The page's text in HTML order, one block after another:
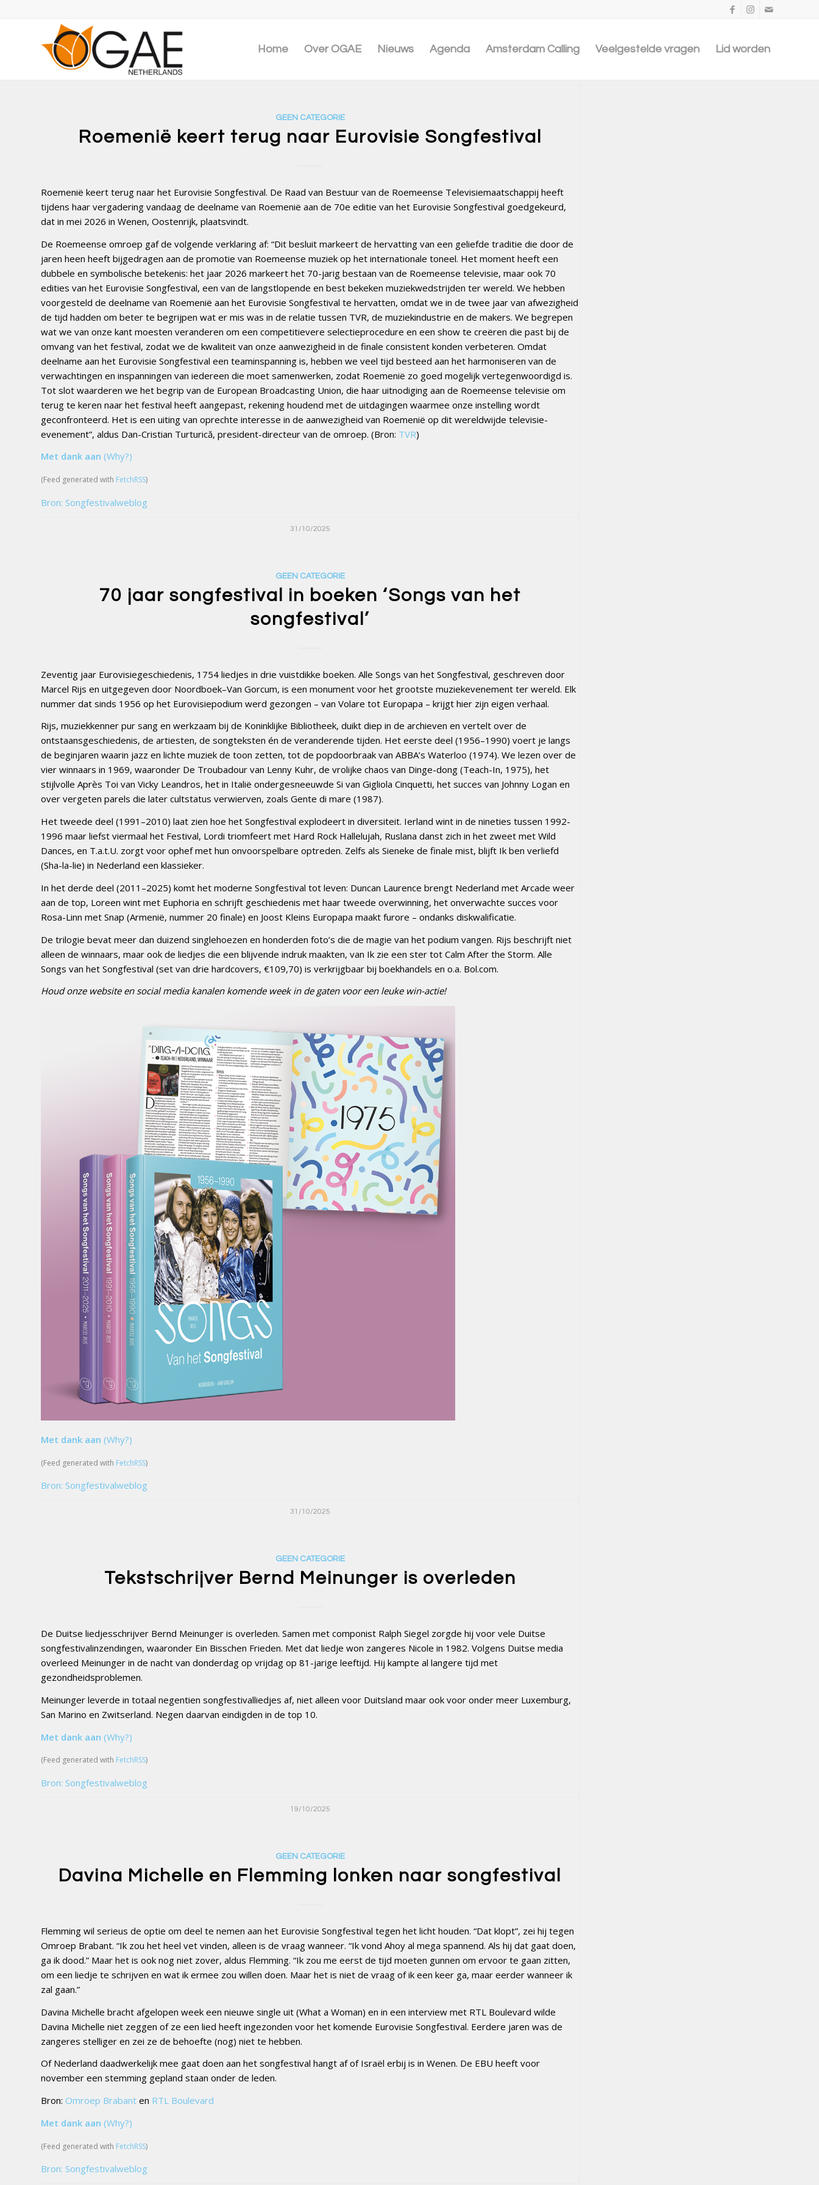
Home Over OGAE Nieuws Agenda Amsterdam Calling Veelgestelde vragen Lid worden
GEEN CATEGORIE
Roemenië keert terug naar Eurovisie Songfestival
Roemenië keert terug naar het Eurovisie Songfestival. De Raad van Bestuur van de Roemeense Televisiemaatschappij heeft
tijdens haar vergadering vandaag de deelname van Roemenië aan de 70e editie van het Eurovisie Songfestival goedgekeurd,
dat in mei 2026 in Wenen, Oostenrijk, plaatsvindt.
De Roemeense omroep gaf de volgende verklaring af: “Dit besluit markeert de hervatting van een geliefde traditie die door de
jaren heen heeft bijgedragen aan de promotie van Roemeense muziek op het internationale toneel. Het moment heeft een
dubbele en symbolische betekenis: het jaar 2026 markeert het 70-jarig bestaan ​​van de Roemeense televisie, maar ook 70
edities van het Eurovisie Songfestival, een van de langstlopende en best bekeken muziekwedstrijden ter wereld. We hebben
voorgesteld de deelname van Roemenië aan het Eurovisie Songfestival te hervatten, omdat we in de twee jaar van afwezigheid
de tijd hadden om beter te begrijpen wat er mis was in de relatie tussen TVR, de muziekindustrie en de makers. We begrepen
wat we van onze kant moesten veranderen om een ​​competitievere selectieprocedure en een show te creëren die past bij de
omvang van het festival, zodat we de kwaliteit van onze aanwezigheid in de finale consistent konden verbeteren. Omdat
deelname aan het Eurovisie Songfestival een teaminspanning is, hebben we veel tijd besteed aan het harmoniseren van de
verwachtingen en inspanningen van iedereen die moet samenwerken, zodat Roemenië zo goed mogelijk vertegenwoordigd is.
Tot slot waarderen we het begrip van de European Broadcasting Union, die haar uitnodiging aan de Roemeense televisie om
terug te keren naar het festival heeft aangepast, rekening houdend met de uitdagingen waarmee onze instelling wordt
geconfronteerd. Het is een uiting van oprechte interesse in de aanwezigheid van Roemenië op dit wereldwijde televisie-
evenement”, aldus Dan-Cristian Turturică, president-directeur van de omroep. (Bron: TVR)
Met dank aan (Why?)
(Feed generated with FetchRSS)
Bron: Songfestivalweblog
31/10/2025
GEEN CATEGORIE
70 jaar songfestival in boeken ‘Songs van het
songfestival’
Zeventig jaar Eurovisiegeschiedenis, 1754 liedjes in drie vuistdikke boeken. Alle Songs van het Songfestival, geschreven door
Marcel Rijs en uitgegeven door Noordboek–Van Gorcum, is een monument voor het grootste muziekevenement ter wereld. Elk
nummer dat sinds 1956 op het Eurovisiepodium werd gezongen – van Volare tot Europapa – krijgt hier zijn eigen verhaal.
Rijs, muziekkenner pur sang en werkzaam bij de Koninklijke Bibliotheek, duikt diep in de archieven en vertelt over de
ontstaansgeschiedenis, de artiesten, de songteksten én de veranderende tijden. Het eerste deel (1956–1990) voert je langs
de beginjaren waarin jazz en lichte muziek de toon zetten, tot de popdoorbraak van ABBA’s Waterloo (1974). We lezen over de
vier winnaars in 1969, waaronder De Troubadour van Lenny Kuhr, de vrolijke chaos van Dinge-dong (Teach-In, 1975), het
stijlvolle Après Toi van Vicky Leandros, het in Italië ondergesneeuwde Si van Gigliola Cinquetti, het succes van Johnny Logan en
over vergeten parels die later cultstatus verwierven, zoals Gente di mare (1987).
Het tweede deel (1991–2010) laat zien hoe het Songfestival explodeert in diversiteit. Ierland wint in de nineties tussen 1992-
1996 maar liefst viermaal het Festival, Lordi triomfeert met Hard Rock Hallelujah, Ruslana danst zich in het zweet met Wild
Dances, en T.a.t.U. zorgt voor ophef met hun onvoorspelbare optreden. Zelfs als Sieneke de finale mist, blijft Ik ben verliefd
(Sha-la-lie) in Nederland een klassieker.
In het derde deel (2011–2025) komt het moderne Songfestival tot leven: Duncan Laurence brengt Nederland met Arcade weer
aan de top, Loreen wint met Euphoria en schrijft geschiedenis met haar tweede overwinning, het onverwachte succes voor
Rosa-Linn met Snap (Armenië, nummer 20 finale) en Joost Kleins Europapa maakt furore – ondanks diskwalificatie.
De trilogie bevat meer dan duizend singlehoezen en honderden foto’s die de magie van het podium vangen. Rijs beschrijft niet
alleen de winnaars, maar ook de liedjes die een blijvende indruk maakten, van Ik zie een ster tot Calm After the Storm. Alle
Songs van het Songfestival (set van drie hardcovers, €109,70) is verkrijgbaar bij boekhandels en o.a. Bol.com.
Houd onze website en social media kanalen komende week in de gaten voor een leuke win-actie!
Met dank aan (Why?)
(Feed generated with FetchRSS)
Bron: Songfestivalweblog
31/10/2025
GEEN CATEGORIE
Tekstschrijver Bernd Meinunger is overleden
De Duitse liedjesschrijver Bernd Meinunger is overleden. Samen met componist Ralph Siegel zorgde hij voor vele Duitse
songfestivalinzendingen, waaronder Ein Bisschen Frieden. Met dat liedje won zangeres Nicole in 1982. Volgens Duitse media
overleed Meinunger in de nacht van donderdag op vrijdag op 81-jarige leeftijd. Hij kampte al langere tijd met
gezondheidsproblemen.
Meinunger leverde in totaal negentien songfestivalliedjes af, niet alleen voor Duitsland maar ook voor onder meer Luxemburg,
San Marino en Zwitserland. Negen daarvan eindigden in de top 10.
Met dank aan (Why?)
(Feed generated with FetchRSS)
Bron: Songfestivalweblog
19/10/2025
GEEN CATEGORIE
Davina Michelle en Flemming lonken naar songfestival
Flemming wil serieus de optie om deel te nemen aan het Eurovisie Songfestival tegen het licht houden. “Dat klopt”, zei hij tegen
Omroep Brabant. “Ik zou het heel vet vinden, alleen is de vraag wanneer. “Ik vond Ahoy al mega spannend. Als hij dat gaat doen,
ga ik dood.” Maar het is ook nog niet zover, aldus Flemming. “Ik zou me eerst de tijd moeten gunnen om ervoor te gaan zitten,
om een liedje te schrijven en wat ik ermee zou willen doen. Maar het is niet de vraag of ik een keer ga, maar eerder wanneer ik
zal gaan.”
Davina Michelle bracht afgelopen week een nieuwe single uit (What a Woman) en in een interview met RTL Boulevard wilde
Davina Michelle niet zeggen of ze een lied heeft ingezonden voor het komende Eurovisie Songfestival. Eerdere jaren was de
zangeres stelliger en zei ze de behoefte (nog) niet te hebben.
Of Nederland daadwerkelijk mee gaat doen aan het songfestival hangt af of Israël erbij is in Wenen. De EBU heeft voor
november een stemming gepland staan onder de leden.
Bron: Omroep Brabant en RTL Boulevard
Met dank aan (Why?)
(Feed generated with FetchRSS)
Bron: Songfestivalweblog